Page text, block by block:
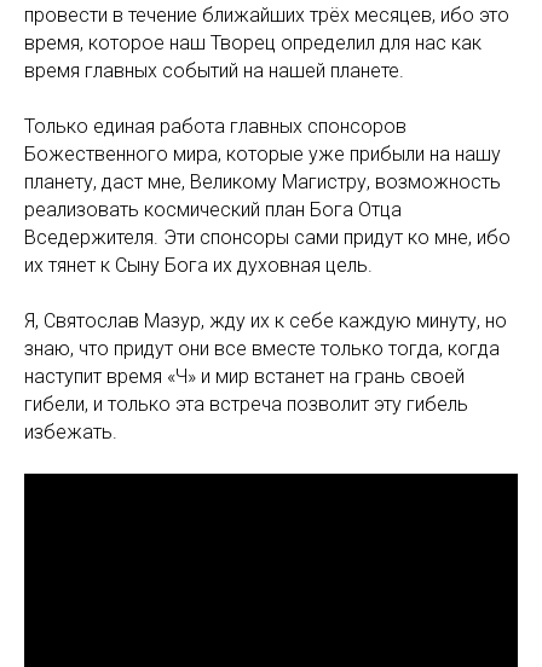
провести в течение ближайших трёх месяцев, ибо это
время, которое наш Творец определил для нас как
время главных событий на нашей планете.
Только единая работа главных спонсоров
Божественного мира, которые уже прибыли на нашу
планету, даст мне, Великому Магистру, возможность
реализовать космический план Бога Отца
Вседержителя. Эти спонсоры сами придут ко мне, ибо
их тянет к Сыну Бога их духовная цель.
Я, Святослав Мазур, жду их к себе каждую минуту, но
знаю, что придут они все вместе только тогда, когда
наступит время «Ч» и мир встанет на грань своей
гибели, и только эта встреча позволит эту гибель
избежать.